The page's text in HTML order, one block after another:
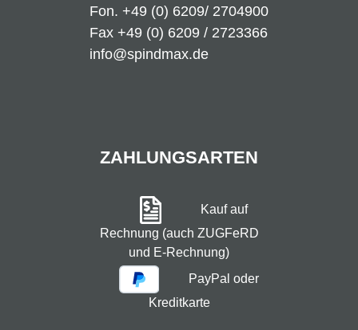
Fon. +49 (0) 6209/ 2704900
Fax +49 (0) 6209 / 2723366
info@spindmax.de
ZAHLUNGSARTEN
Kauf auf
Rechnung (auch ZUGFeRD
und E-Rechnung)
PayPal oder
Kreditkarte